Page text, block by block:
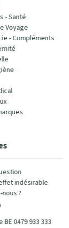
- Santé
Voyage
- Compléments
indésirable
?
BE 0479 933 333